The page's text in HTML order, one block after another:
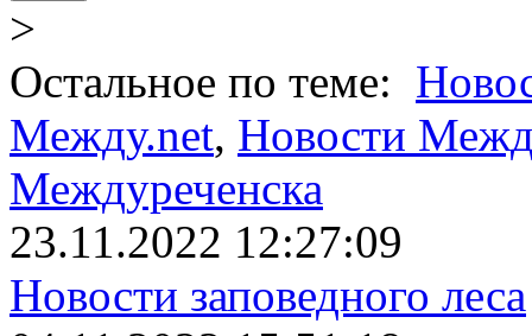
>
Остальное по теме:
Между.net, Новости
Междуреченска
23.11.2022 12:27:09
Новости заповедного леса